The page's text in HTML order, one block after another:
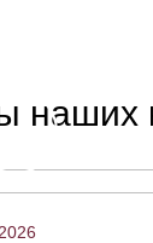
наших